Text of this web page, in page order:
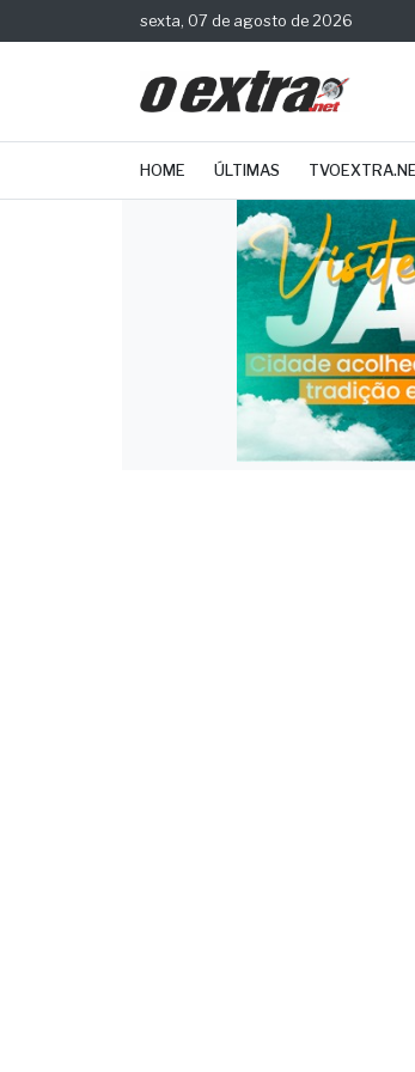
sexta, 07 de agosto de 2026
HOME ÚLTIMAS